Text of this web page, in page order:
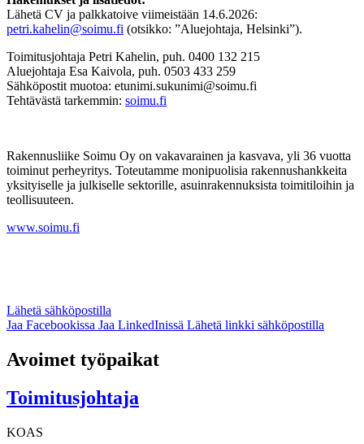
Lähetä CV ja palkkatoive viimeistään 14.6.2026:
petri.kahelin@soimu.fi (otsikko: ”Aluejohtaja, Helsinki”).
Toimitusjohtaja Petri Kahelin, puh. 0400 132 215
Aluejohtaja Esa Kaivola, puh. 0503 433 259
Sähköpostit muotoa: etunimi.sukunimi@soimu.fi
Tehtävästä tarkemmin: soimu.fi
Rakennusliike Soimu Oy on vakavarainen ja kasvava, yli 36 vuotta
toiminut perheyritys. Toteutamme monipuolisia rakennushankkeita
yksityiselle ja julkiselle sektorille, asuinrakennuksista toimitiloihin ja
teollisuuteen.
www.soimu.fi
Lähetä sähköpostilla
Jaa Facebookissa Jaa LinkedInissä Lähetä linkki sähköpostilla
Avoimet työpaikat
Toimitusjohtaja
KOAS